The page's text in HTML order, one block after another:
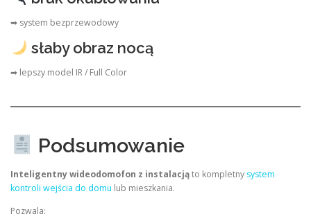
➡ system bezprzewodowy
słaby obraz nocą
➡ lepszy model IR / Full Color
Podsumowanie
Inteligentny wideodomofon z instalacjąto kompletny system
kontroli wejścia do domu lub mieszkania.
Pozwala: